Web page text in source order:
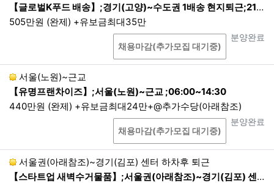
【글로벌K푸드 배송】;경기(고양)~수도권 1배송 현지퇴근;21:00~03:00 1배송 현지퇴근
505만원 (완제) +유보금최대35만
진행상태
분양완료
상담
채용마감(추가모집 대기중)
서울(노원)~근교
【유명프랜차이즈】;서울(노원)~근교 ;06:00~14:30
440만원 (완제) +유보금최대24만+@추가수당(아래참조)
진행상태
분양완료
상담
채용마감(추가모집 대기중)
서울권(아래참조)~경기(김포) 센터 하차후 퇴근
【스타트업 새벽수거물품】;서울권(아래참조)~경기(김포) 센터 하차후 퇴근;22:00~05:00